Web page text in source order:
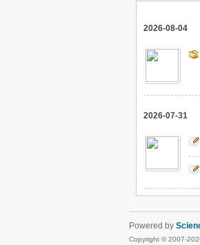
2026-08-04
2026-07-31
Powered by
Copyright © 2007-